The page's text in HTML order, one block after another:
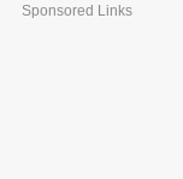
Sponsored Links